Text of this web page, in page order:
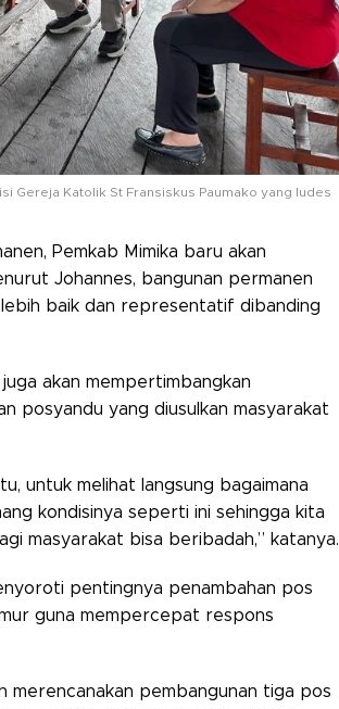
Gereja Katolik St Fransiskus Paumako yang ludes
Pemkab Mimika baru akan
Johannes, bangunan permanen
baik dan representatif dibanding
akan mempertimbangkan
posyandu yang diusulkan masyarakat
untuk melihat langsung bagaimana
kondisinya seperti ini sehingga kita
masyarakat bisa beribadah,” katanya.
pentingnya penambahan pos
guna mempercepat respons
merencanakan pembangunan tiga pos